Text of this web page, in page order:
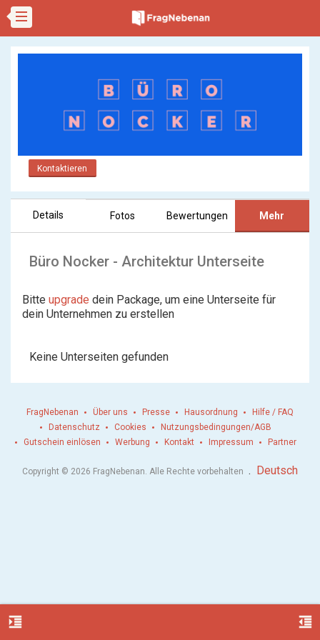
Kontaktieren
Details Fotos Bewertungen Mehr
Büro Nocker - Architektur Unterseite
Bitte upgrade dein Package, um eine Unterseite für
dein Unternehmen zu erstellen
Keine Unterseiten gefunden
format_indent_increase format_indent_decrease
FragNebenan Über uns Presse Hausordnung
Hilfe / FAQ
Datenschutz
Cookies
Nutzungsbedingungen/AGB
Gutschein einlösen
Werbung Kontakt Impressum Partner
Copyright © 2026 FragNebenan. Alle Rechte vorbehalten . Deutsch